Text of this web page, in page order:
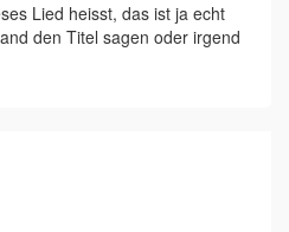
Lied heisst, das ist ja echt
den Titel sagen oder irgend